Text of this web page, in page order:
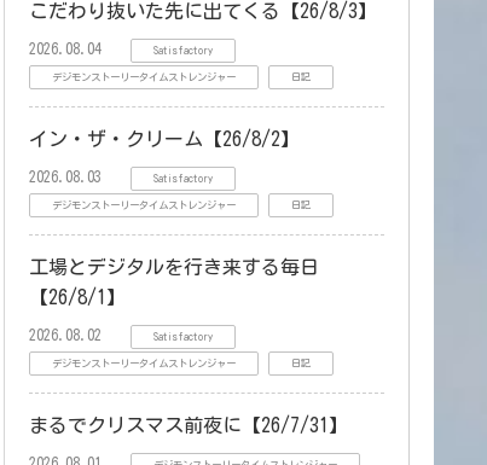
こだわり抜いた先に出てくる【26/8/3】
2026.08.04 Satisfactory
デジモンストーリータイムストレンジャー 日記
イン・ザ・クリーム【26/8/2】
2026.08.03 Satisfactory
デジモンストーリータイムストレンジャー 日記
工場とデジタルを行き来する毎日
【26/8/1】
2026.08.02 Satisfactory
デジモンストーリータイムストレンジャー 日記
まるでクリスマス前夜に【26/7/31】